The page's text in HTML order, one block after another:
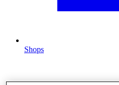
Shops